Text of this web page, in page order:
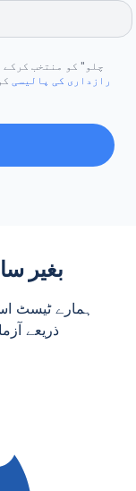
"چلو" کو منتخب
رازداری کی پالیسی
بغیر
ہمارے ٹیسٹ
ذریعے